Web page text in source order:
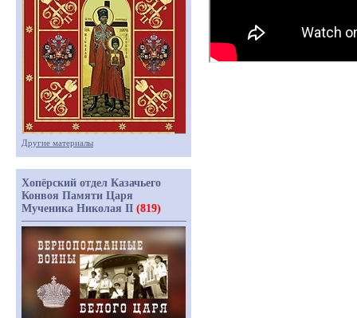
Другие материалы
Хопёрский отдел Казачьего
Конвоя Памяти Царя
Мученика Николая II (819)